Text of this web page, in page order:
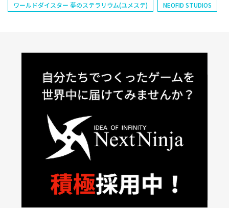
ワールドダイスター 夢のステラリウム(ユメステ)
NEOFID STUDIOS